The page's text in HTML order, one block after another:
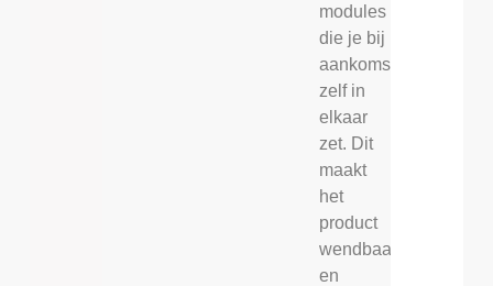
modules
die je bij
aankomst
zelf in
elkaar
zet. Dit
maakt
het
product
wendbaar
en